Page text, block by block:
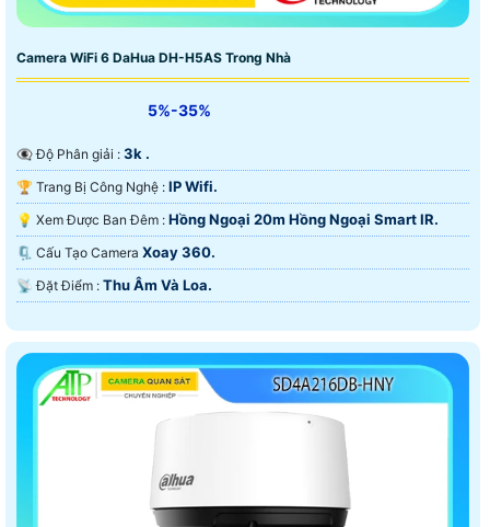
Camera WiFi 6 DaHua DH-H5AS Trong Nhà
5%-35%
👁️‍🗨 Độ Phân giải : 3k .
🏆 Trang Bị Công Nghệ : IP Wifi.
💡 Xem Được Ban Đêm : Hồng Ngoại 20m Hồng Ngoại Smart IR.
🗜️ Cấu Tạo Camera Xoay 360.
️📡 Đặt Điểm : Thu Âm Và Loa.